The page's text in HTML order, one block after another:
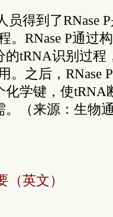
员得到了RNase
。RNase P通过
tRNA识别过程
。之后，RNase
学键，使tRNA
。（来源：生物
（英文）